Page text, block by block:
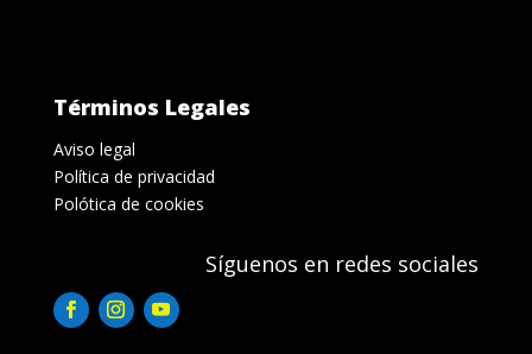
Términos Legales
Aviso legal
Política de privacidad
Polótica de cookies
Síguenos en redes sociales